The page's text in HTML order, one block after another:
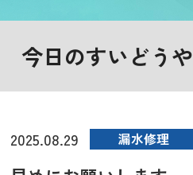
今日のすいどうや
2025.08.29 漏水修理